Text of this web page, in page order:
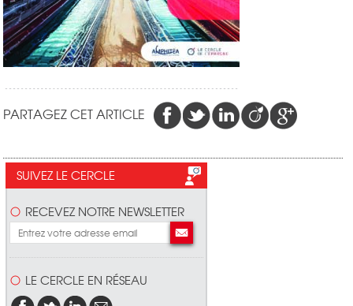
PARTAGEZ CET ARTICLE
SUIVEZ LE CERCLE
RECEVEZ NOTRE NEWSLETTER
LE CERCLE EN RÉSEAU